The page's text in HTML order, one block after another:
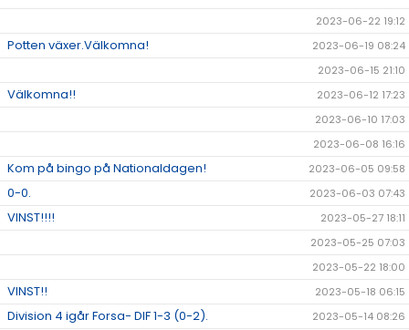
2023-06-22 19:12
Potten växer.Välkomna!
2023-06-19 08:24
2023-06-15 21:10
Välkomna!!
2023-06-12 17:23
2023-06-10 17:03
2023-06-08 16:16
Kom på bingo på Nationaldagen! 2023-06-05 09:58
0-0. 2023-06-03 07:43
VINST!!!!
2023-05-27 18:11
2023-05-25 07:03
2023-05-22 18:00
VINST!! 2023-05-18 06:15
Division 4 igår Forsa- DIF 1-3 (0-2). 2023-05-14 08:26